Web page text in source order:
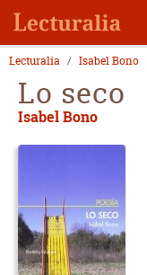
Lecturalia Isabel Bono
Lo seco
Isabel Bono